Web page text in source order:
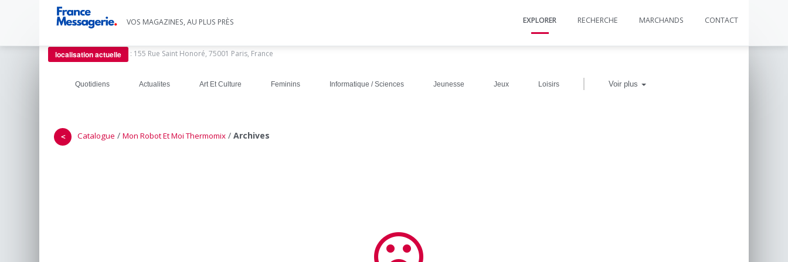
VOS MAGAZINES, AU PLUS PRÈS EXPLORER RECHERCHE MARCHANDS CONTACT
localisation actuelle : 155 Rue Saint Honoré, 75001 Paris, France
Quotidiens Actualites Art Et Culture Feminins Informatique / Sciences Jeunesse Jeux Loisirs | Voir plus
＜ Catalogue / Mon Robot Et Moi Thermomix / Archives